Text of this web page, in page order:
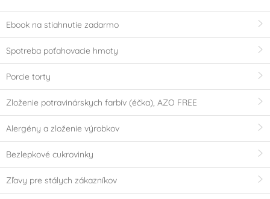
Ebook na stiahnutie zadarmo
Spotreba poťahovacie hmoty
Porcie torty
Zloženie potravinárskych farbív (éčka), AZO FREE
Alergény a zloženie výrobkov
Bezlepkové cukrovinky
Zľavy pre stálych zákazníkov